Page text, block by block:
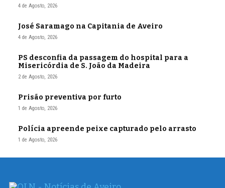
4 de Agosto, 2026
José Saramago na Capitania de Aveiro
4 de Agosto, 2026
PS desconfia da passagem do hospital para a
Misericórdia de S. João da Madeira
2 de Agosto, 2026
Prisão preventiva por furto
1 de Agosto, 2026
Polícia apreende peixe capturado pelo arrasto
1 de Agosto, 2026